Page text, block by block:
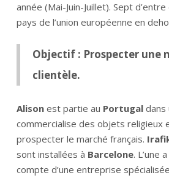
année (Mai-Juin-Juillet). Sept
pays de l’union européenne en
Objectif : Prospecter une
clientèle.
Alisonest partie au Portugaldans
commercialise des objets religieux
prospecter le marché français.
sont installées à Barcelone. L’une
compte d’une entreprise